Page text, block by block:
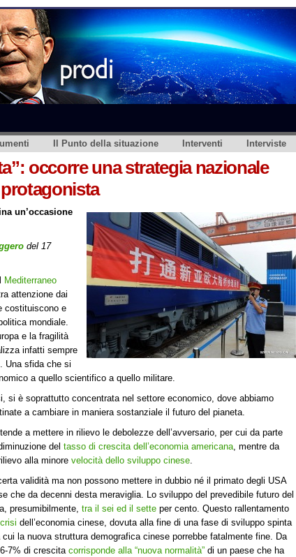
Il Punto della situazione Interventi Interviste
occorre una strategia nazionale
un’occasione
del 17
Mediterraneo
attenzione dai
costituiscono e
mondiale.
e la fragilità
infatti sempre
. Una sfida che si
a quello scientifico a quello militare.
si è soprattutto concentrata nel settore economico, dove abbiamo
a cambiare in maniera sostanziale il futuro del pianeta.
a mettere in rilievo le debolezze dell’avversario, per cui da parte
del tasso di crescita dell’economia americana, mentre da
alla minore velocità dello sviluppo cinese.
validità ma non possono mettere in dubbio né il primato degli USA
che da decenni desta meraviglia. Lo sviluppo del prevedibile futuro del
presumibilmente, tra il sei ed il sette per cento. Questo rallentamento
dell’economia cinese, dovuta alla fine di una fase di sviluppo spinta
cui la nuova struttura demografica cinese porrebbe fatalmente fine. Da
7% di crescitacorrisponde alla “nuova normalità” di un paese che ha